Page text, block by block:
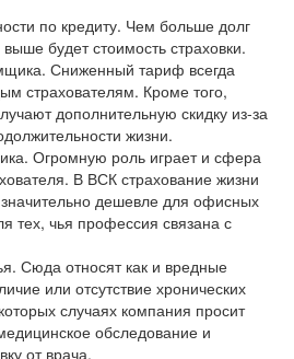
по кредиту. Чем больше долг
будет стоимость страховки.
Сниженный тариф всегда
страхователям. Кроме того,
дополнительную скидку из-за
жизни.
Огромную роль играет и сфера
В ВСК страхование жизни
дешевле для офисных
тех, чья профессия связана с
Сюда относят как и вредные
или отсутствие хронических
случаях компания просит
обследование и
от врача.